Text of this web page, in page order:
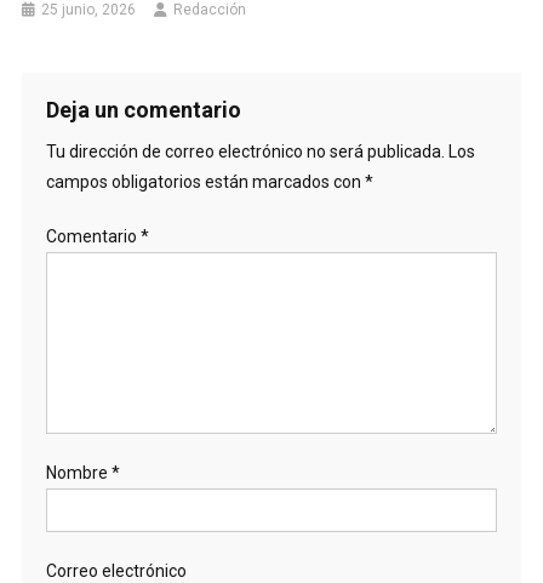
25 junio, 2026 Redacción
Deja un comentario
Tu dirección de correo electrónico no será publicada. Los
campos obligatorios están marcados con *
Comentario *
Nombre *
Correo electrónico